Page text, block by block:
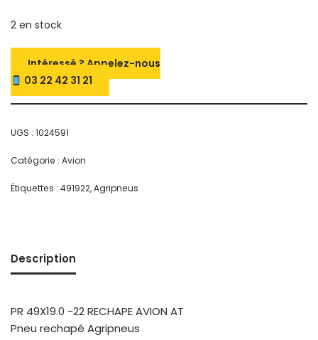
2 en stock
Intéressé ? Appelez-nous
03 22 42 31 21
UGS : 1024591
Catégorie : Avion
Étiquettes : 491922,Agripneus
Description
PR 49X19.0 -22 RECHAPE AVION AT
Pneu rechapé Agripneus